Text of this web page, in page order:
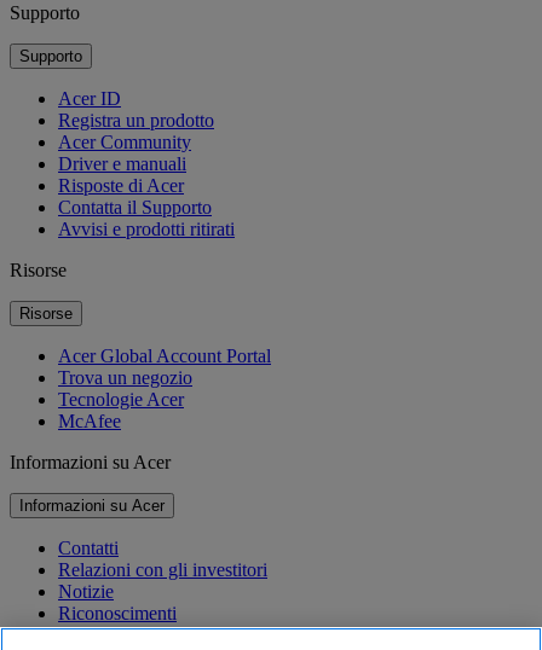
Supporto
Supporto
Acer ID
Registra un prodotto
Acer Community
Driver e manuali
Risposte di Acer
Contatta il Supporto
Avvisi e prodotti ritirati
Risorse
Risorse
Acer Global Account Portal
Trova un negozio
Tecnologie Acer
McAfee
Informazioni su Acer
Informazioni su Acer
Contatti
Relazioni con gli investitori
Notizie
Riconoscimenti
Eventi